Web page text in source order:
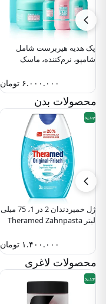
پک هدیه هیربرست شامل
شامپو، نرم‌کننده، ماسک
۶.۰۰۰.۰۰۰ تومان
محصولات بدن
جدید
ژل خمیردندان 2 در 1، 75 میلی
لیتر Theramed Zahnpasta
۱.۴۰۰.۰۰۰ تومان
محصولات لاغری
جدید